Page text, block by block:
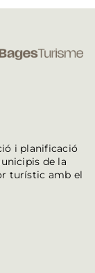
i planificació
de la
turístic amb el